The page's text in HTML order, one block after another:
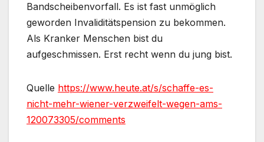
Bandscheibenvorfall. Es ist fast unmöglich
geworden Invaliditätspension zu bekommen.
Als Kranker Menschen bist du
aufgeschmissen. Erst recht wenn du jung bist.
Quelle https://www.heute.at/s/schaffe-es-
nicht-mehr-wiener-verzweifelt-wegen-ams-
120073305/comments